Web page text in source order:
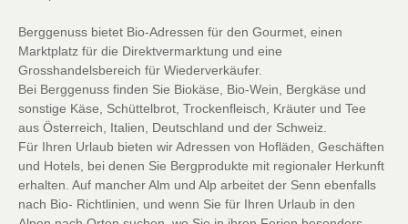
Berggenuss bietet Bio-Adressen für den Gourmet, einen
Marktplatz für die Direktvermarktung und eine
Grosshandelsbereich für Wiederverkäufer.
Bei Berggenuss finden Sie Biokäse, Bio-Wein, Bergkäse und
sonstige Käse, Schüttelbrot, Trockenfleisch, Kräuter und Tee
aus Österreich, Italien, Deutschland und der Schweiz.
Für Ihren Urlaub bieten wir Adressen von Hofläden, Geschäften
und Hotels, bei denen Sie Bergprodukte mit regionaler Herkunft
erhalten. Auf mancher Alm und Alp arbeitet der Senn ebenfalls
nach Bio- Richtlinien, und wenn Sie für Ihren Urlaub in den